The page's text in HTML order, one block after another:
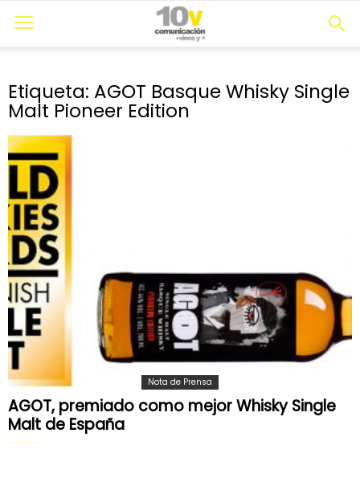
Etiqueta: AGOT Basque Whisky Single
Malt Pioneer Edition
Nota de Prensa
AGOT, premiado como mejor Whisky Single
Malt de España